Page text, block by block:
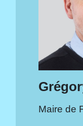
Maire de